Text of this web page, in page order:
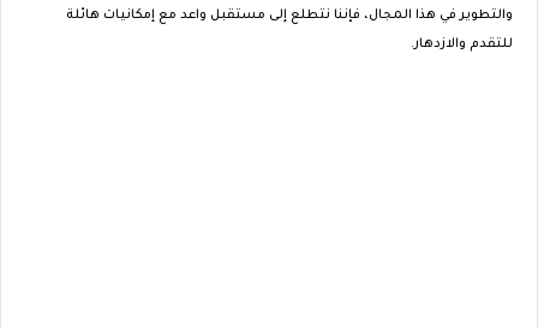
والتطوير في هذا المجال، فإننا نتطلع إلى مستقبل واعد مع إمكانيات هائلة
للتقدم والازدهار.